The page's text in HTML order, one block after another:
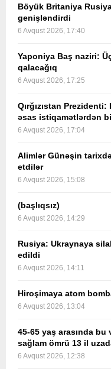
Böyük Britaniya
genişləndirdi
6 Avqust 2026, 17:40
Yaponiya Baş naziri:
qalacağıq
6 Avqust 2026, 17:25
Qırğızıstan
əsas istiqamətlərdən
6 Avqust 2026, 17:04
Alimlər Günəşin
etdilər
6 Avqust 2026, 15:08
(başlıqsız)
6 Avqust 2026, 14:29
Rusiya: Ukraynaya
edildi
6 Avqust 2026, 14:11
Hiroşimaya atom
6 Avqust 2026, 13:04
45-65 yaş arasında
sağlam ömrü 13 il
6 Avqust 2026, 12:38